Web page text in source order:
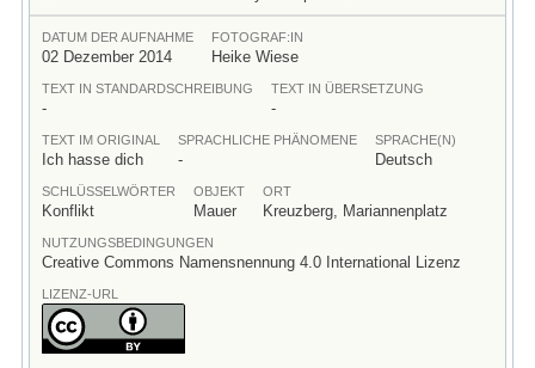
DATUM DER AUFNAHME
02 Dezember 2014
FOTOGRAF:IN
Heike Wiese
TEXT IN STANDARDSCHREIBUNG
-
TEXT IN ÜBERSETZUNG
-
TEXT IM ORIGINAL
Ich hasse dich
SPRACHLICHE PHÄNOMENE
-
SPRACHE(N)
Deutsch
SCHLÜSSELWÖRTER
Konflikt
OBJEKT
Mauer
ORT
Kreuzberg, Mariannenplatz
NUTZUNGSBEDINGUNGEN
Creative Commons Namensnennung 4.0 International Lizenz
LIZENZ-URL